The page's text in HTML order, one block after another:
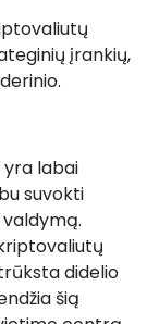
įrankių,
yra labai
suvokti
didelio
šią